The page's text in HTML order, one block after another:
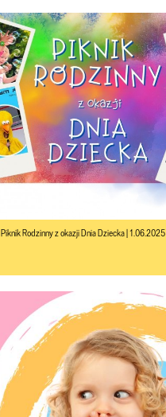
Piknik Rodzinny z okazji Dnia Dziecka | 1.06.2025